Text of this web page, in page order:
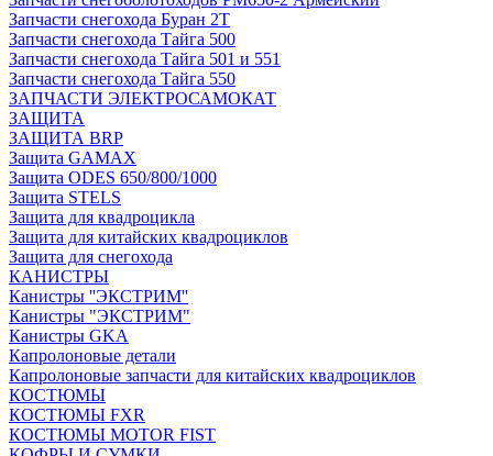
Запчасти снегохода Буран 2Т
Запчасти снегохода Тайга 500
Запчасти снегохода Тайга 501 и 551
Запчасти снегохода Тайга 550
ЗАПЧАСТИ ЭЛЕКТРОСАМОКАТ
ЗАЩИТА
ЗАЩИТА BRP
Защита GAMAX
Защита ODES 650/800/1000
Защита STELS
Защита для квадроцикла
Защита для китайских квадроциклов
Защита для снегохода
КАНИСТРЫ
Канистры ''ЭКСТРИМ''
Канистры "ЭКСТРИМ"
Канистры GKA
Капролоновые детали
Капролоновые запчасти для китайских квадроциклов
КОСТЮМЫ
КОСТЮМЫ FXR
КОСТЮМЫ MOTOR FIST